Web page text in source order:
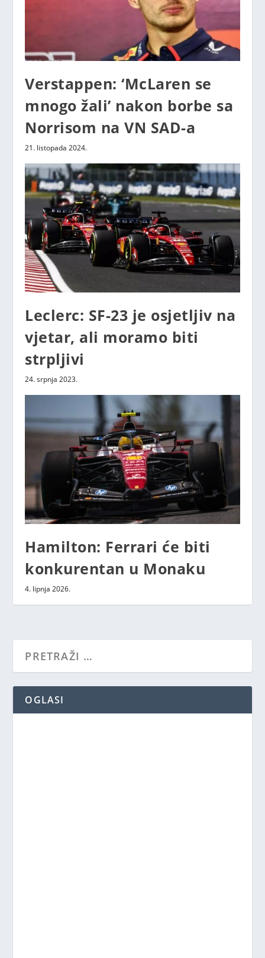
Verstappen: ‘McLaren se
mnogo žali’ nakon borbe sa
Norrisom na VN SAD-a
21. listopada 2024.
Leclerc: SF-23 je osjetljiv na
vjetar, ali moramo biti
strpljivi
24. srpnja 2023.
Hamilton: Ferrari će biti
konkurentan u Monaku
4. lipnja 2026.
OGLASI